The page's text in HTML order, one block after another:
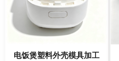
电饭煲塑料外壳模具加工